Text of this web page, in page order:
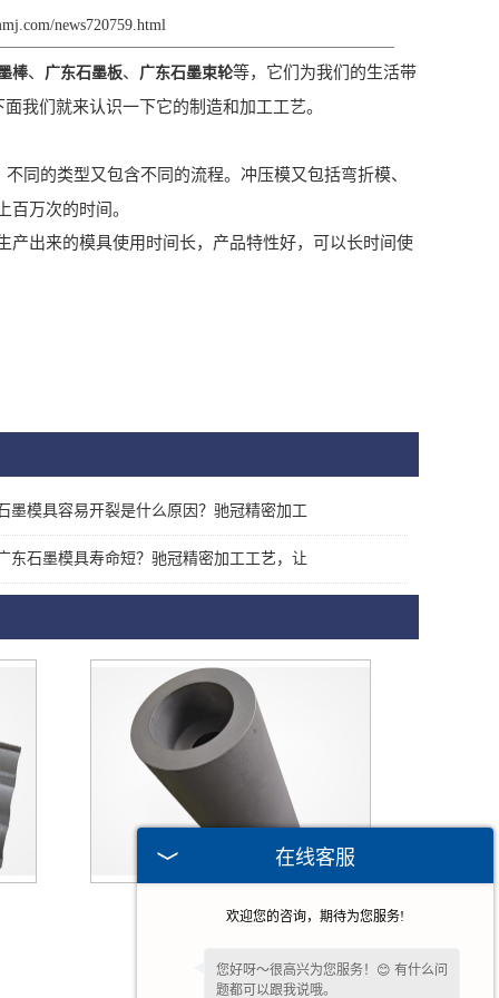
news720759.html
棒、 广东石墨板、 广东石墨束轮等，它们为我们的生活带
面我们就来认识一下它的制造和加工工艺。
同的类型又包含不同的流程。冲压模又包括弯折模、
万次的时间。
出来的模具使用时间长，产品特性好，可以长时间使
墨模具容易开裂是什么原因？驰冠精密加工
东石墨模具寿命短？驰冠精密加工工艺，让
广东石墨制品
在线客服
欢迎您的咨询，期待为您服务!
您好呀～很高兴为您服务！😊 有什么问
题都可以跟我说哦。